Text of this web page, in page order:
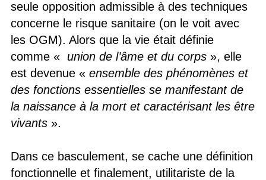
seule opposition admissible à des techniques
concerne le risque sanitaire (on le voit avec
les OGM). Alors que la vie était définie
comme « union de l’âme et du corps», elle
est devenue « ensemble des phénomènes et
des fonctions essentielles se manifestant de
la naissance à la mort et caractérisant les être
vivants».
Dans ce basculement, se cache une définition
fonctionnelle et finalement, utilitariste de la